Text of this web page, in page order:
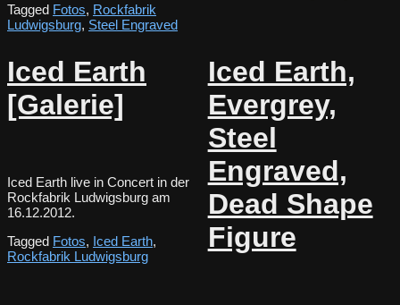
Tagged Fotos, Rockfabrik
Ludwigsburg, Steel Engraved
Iced Earth
[Galerie]
Iced Earth live in Concert in der
Rockfabrik Ludwigsburg am
16.12.2012.
Tagged Fotos, Iced Earth,
Rockfabrik Ludwigsburg
Iced Earth,
Evergrey,
Steel
Engraved,
Dead Shape
Figure